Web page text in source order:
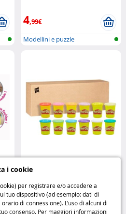
i cookie
per registrare e/o accedere a
tuo dispositivo (ad esempio: dati di
di connessione). L’uso di alcuni di
consenso. Per maggiori informazioni
4,99€
Modellini e puzzle
Play-Doh Colori d’Estate 12
creativitàPlay-Doh
12,95€